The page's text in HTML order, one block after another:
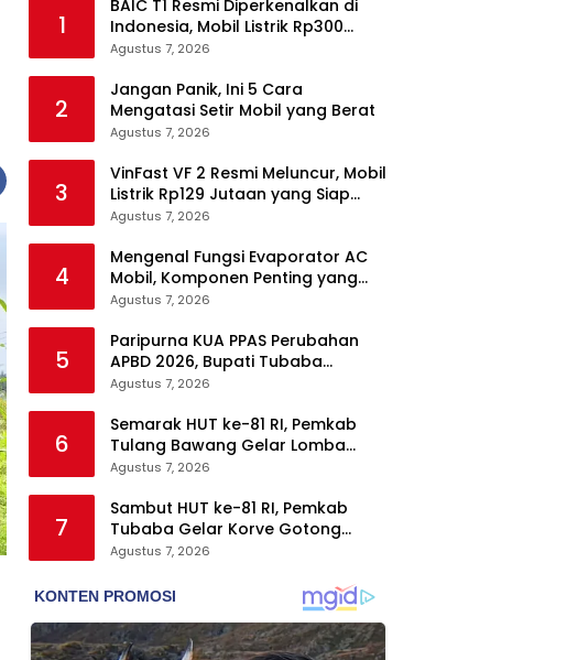
1
BAIC T1 Resmi Diperkenalkan di
Indonesia, Mobil Listrik Rp300
Jutaan Siap Ramaikan Pasar EV
Agustus 7, 2026
2
Jangan Panik, Ini 5 Cara
Mengatasi Setir Mobil yang Berat
Agustus 7, 2026
3
VinFast VF 2 Resmi Meluncur, Mobil
Listrik Rp129 Jutaan yang Siap
Jadi Alternatif Pengganti Motor
Agustus 7, 2026
4
Mengenal Fungsi Evaporator AC
Mobil, Komponen Penting yang
Sering Terlupakan
Agustus 7, 2026
5
Paripurna KUA PPAS Perubahan
APBD 2026, Bupati Tubaba
Targetkan Pendapatan Daerah
Agustus 7, 2026
6
Semarak HUT ke-81 RI, Pemkab
Tulang Bawang Gelar Lomba
Senam Udang Manis
Agustus 7, 2026
7
Sambut HUT ke-81 RI, Pemkab
Tubaba Gelar Korve Gotong
Royong dan Bersih-Bersih
Agustus 7, 2026